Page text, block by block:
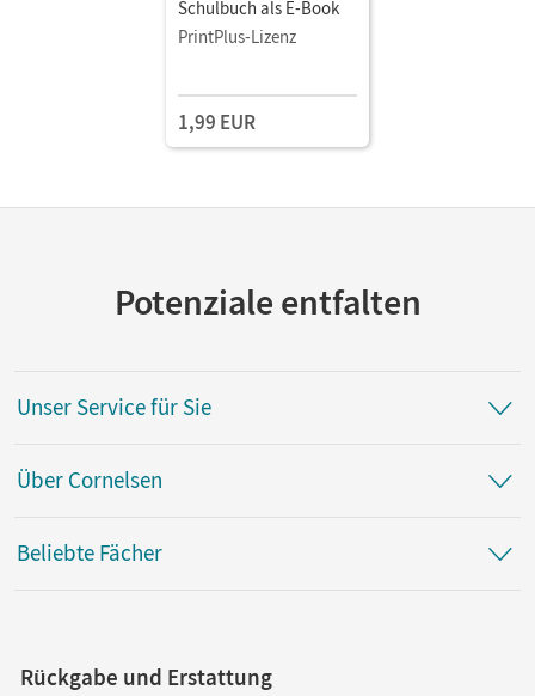
Schulbuch als E-Book
PrintPlus-Lizenz
1,99 EUR
Potenziale entfalten
Unser Service für Sie
Über Cornelsen
Beliebte Fächer
Rückgabe und Erstattung